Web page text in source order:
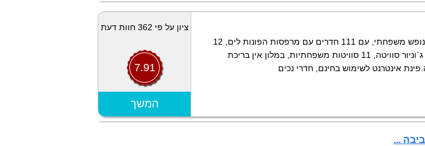
ציון על פי 362 חוות דעת
7.91
הצג מפה
המשך
מלון נופש משפחתי, עם 111 חדרים עם מרפסות הפונות לים, 12
חדרי ג`וניור סוויטה, 11 סוויטות משפחתיות, במלון אין בריכת
אינטרנט לשימוש בחינם, חדרי נכים